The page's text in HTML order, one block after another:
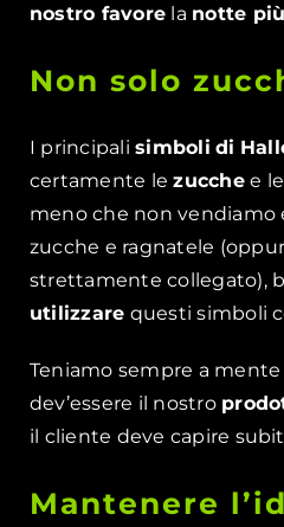
nostro favore la notte
Non solo
I principalisimboli di
certamente lezucchee le
meno che non
zucche e ragnatele
strettamente collegato),
utilizzare questi simboli
Teniamo sempre a mente
dev’essere il nostro
il cliente deve capire
Mantenere